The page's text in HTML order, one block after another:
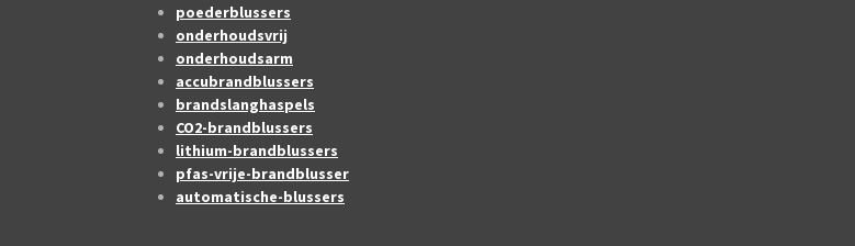
poederblussers
onderhoudsvrij
onderhoudsarm
accubrandblussers
brandslanghaspels
CO2-brandblussers
lithium-brandblussers
pfas-vrije-brandblusser
automatische-blussers